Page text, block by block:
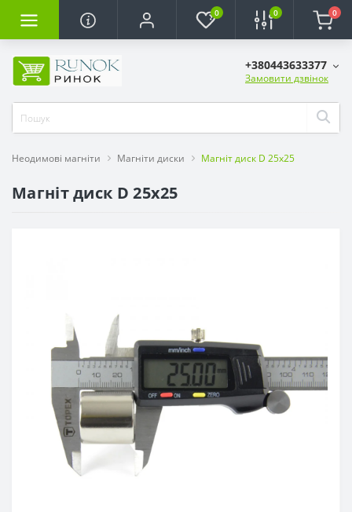
0 0 0
+380443633377
Замовити дзвінок
Неодимові магніти Магніти диски Магніт диск D 25x25
Магніт диск D 25x25